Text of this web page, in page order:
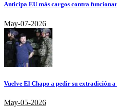
Anticipa EU más cargos contra
May-07-2026
Vuelve El Chapo a pedir su extradición
May-05-2026